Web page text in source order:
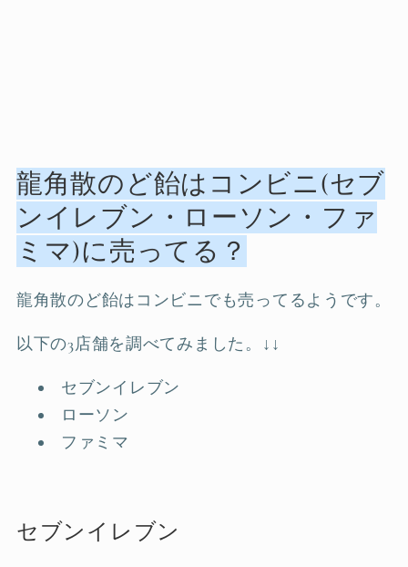
龍角散のど飴はコンビニ(セブ
ンイレブン・ローソン・ファ
ミマ)に売ってる？
龍角散のど飴はコンビニでも売ってるようです。
以下の3店舗を調べてみました。↓↓
セブンイレブン
ローソン
ファミマ
セブンイレブン